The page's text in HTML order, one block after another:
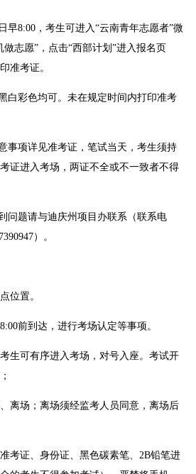
早8:00，考生可进入“云南青年志愿者”微
志愿”，点击“西部计划”进入报名页
准考证。
白彩色均可。未在规定时间内打印准考
事项详见准考证，笔试当天，考生须持
证进入考场，两证不全或不一致者不得
问题请与迪庆州项目办联系（联系电
）。
位置。
前到达，进行考场认定等事项。
生可有序进入考场，对号入座。考试开
离场；离场须经监考人员同意，离场后
考证、身份证、黑色碳素笔、2B铅笔进